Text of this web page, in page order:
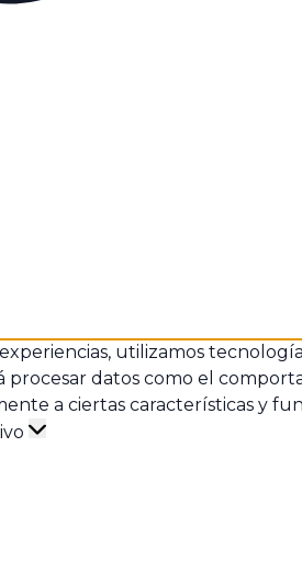
utilizamos
datos como el
a ciertas características y